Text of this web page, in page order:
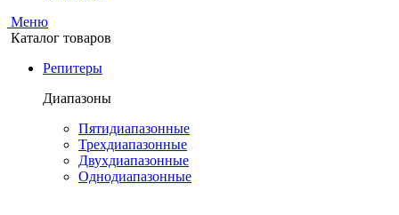
Меню
Каталог товаров
Репитеры
Диапазоны
Пятидиапазонные
Трехдиапазонные
Двухдиапазонные
Однодиапазонные